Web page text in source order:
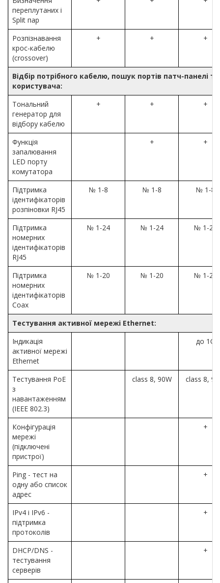
переплутаних і
Split пар
Розпізнавання
крос-кабелю
(crossover)
+ + +
Відбір потрібного кабелю, пошук портів патч-панелі
користувача:
Тональний
генератор для
відбору кабелю
+ + +
Функція
запалювання
LED порту
комутатора
+ +
Підтримка
ідентифікаторів
розпіновки RJ45
№ 1-8 № 1-8 № 1-8
Підтримка
номерних
ідентифікаторів
RJ45
№ 1-24 № 1-24 № 1-24
Підтримка
номерних
ідентифікаторів
Coax
№ 1-20 № 1-20 № 1-20
Тестування активної мережі Ethernet:
Індикація
активної мережі
Ethernet
до 1G
Тестування PoE
з
навантаженням
(IEEE 802.3)
class 8, 90W class 8,
Конфігурація
мережі
(підключені
пристрої)
+
Ping - тест на
одну або список
адрес
+
IPv4 і IPv6 -
підтримка
протоколів
+
DHCP/DNS -
тестування
серверів
+